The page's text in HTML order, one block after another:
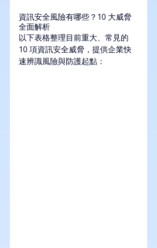
資訊安全風險有哪些？10 大威脅
全面解析
以下表格整理目前重大、常見的
10 項資訊安全威脅，提供企業快
速辨識風險與防護起點：